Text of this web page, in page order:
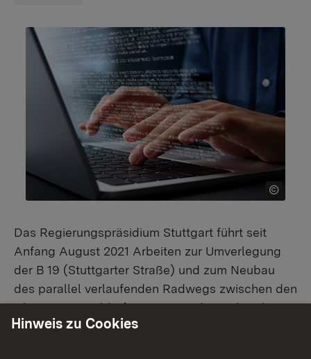
Das Regierungspräsidium Stuttgart führt seit
Anfang August 2021 Arbeiten zur Umverlegung
der B 19 (Stuttgarter Straße) und zum Neubau
des parallel verlaufenden Radwegs zwischen den
Abzweigen Gaildorfer Straße und Hirschgraben in
Schwäbisch Hall durch. Die Arbeiten können nun
Hinweis zu Cookies